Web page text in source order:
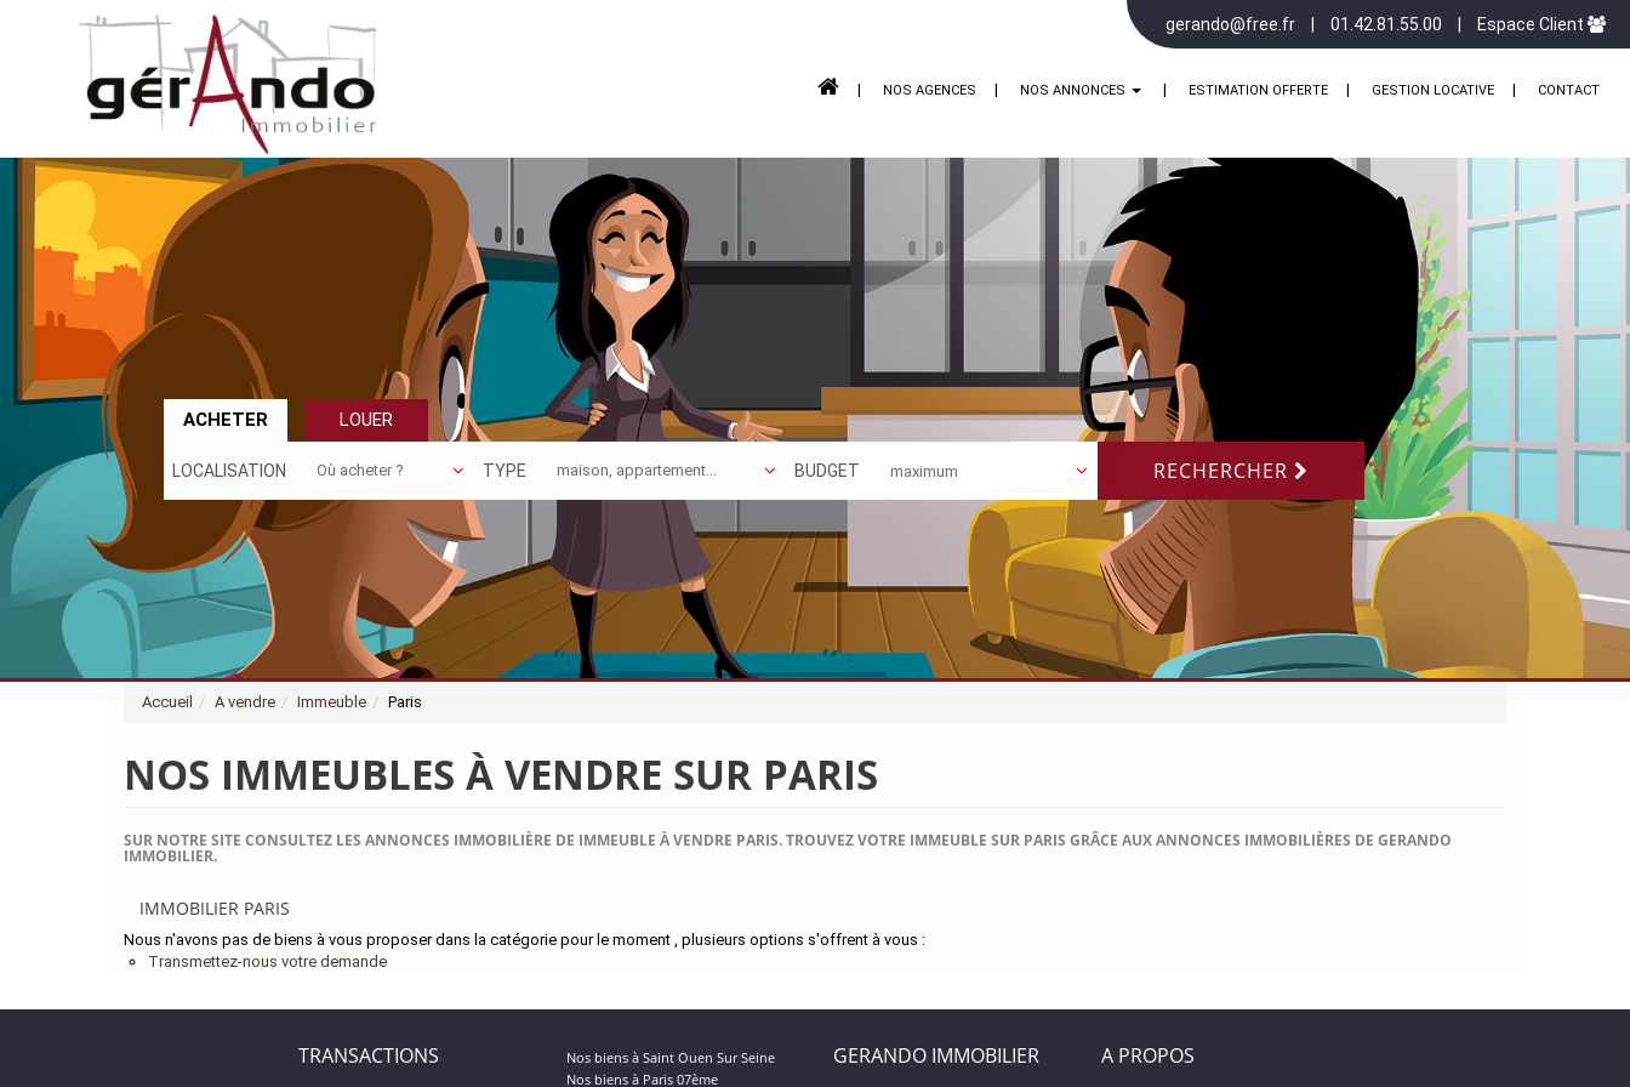
gerando@free.fr 01.42.81.55.00 Espace Client
NOS AGENCES NOS ANNONCES ESTIMATION OFFERTE GESTION LOCATIVE CONTACT
ACHETER LOUER
LOCALISATION TYPE BUDGET RECHERCHER
Accueil A vendre Immeuble Paris
NOS IMMEUBLES À VENDRE SUR PARIS
SUR NOTRE SITE CONSULTEZ LES ANNONCES IMMOBILIÈRE DE IMMEUBLE À VENDRE PARIS. TROUVEZ VOTRE IMMEUBLE SUR PARIS GRÂCE AUX ANNONCES IMMOBILIÈRES DE GERANDO
IMMOBILIER.
IMMOBILIER PARIS
Nous n'avons pas de biens à vous proposer dans la catégorie pour le moment , plusieurs options s'offrent à vous :
Transmettez-nous votre demande
TRANSACTIONS
Nos biens à Saint Ouen Sur Seine
Nos biens à Paris 07ème
GERANDO IMMOBILIER A PROPOS